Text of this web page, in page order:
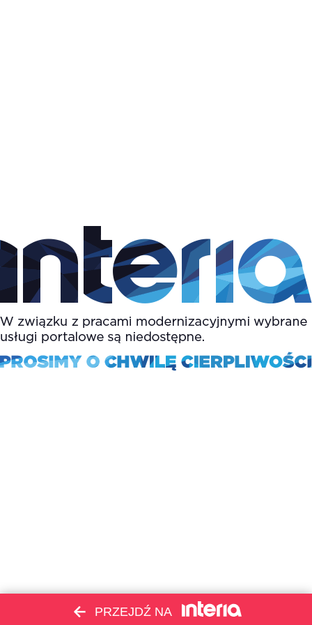
PRZEJDŹ NA